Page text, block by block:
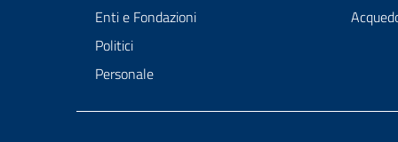
Enti e Fondazioni
Politici
Personale